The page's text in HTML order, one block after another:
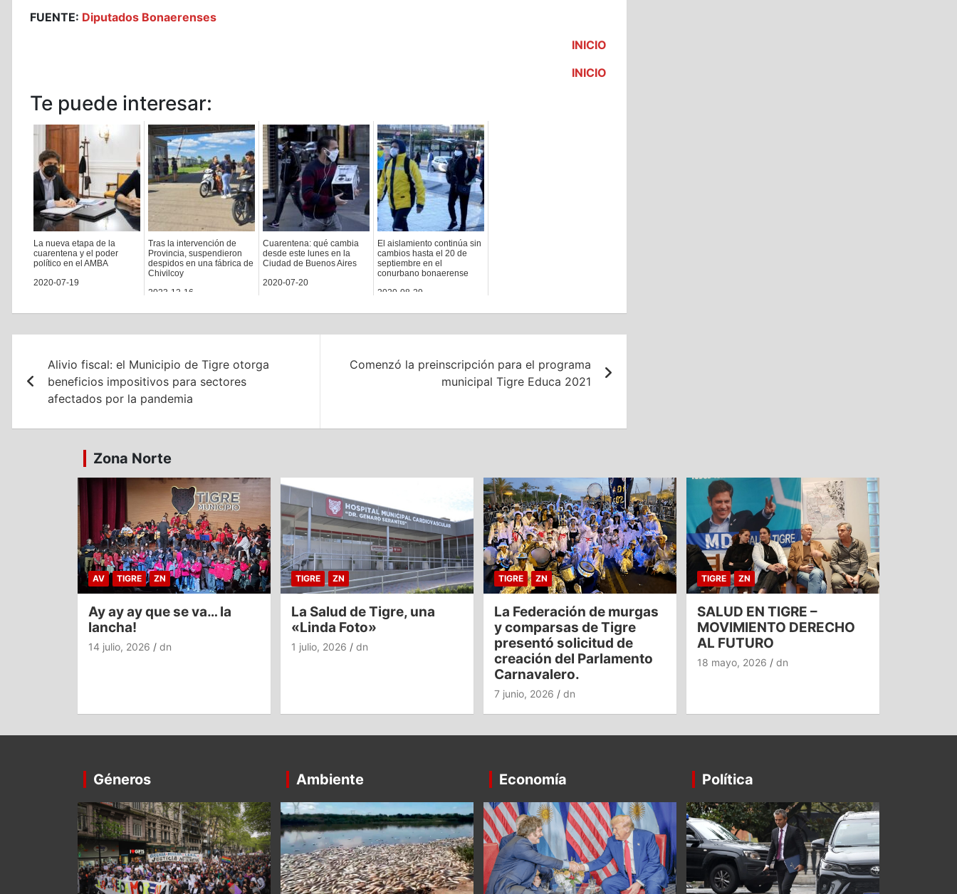
FUENTE: Diputados Bonaerenses
INICIO
INICIO
Te puede interesar:
La nueva etapa de la
cuarentena y el poder
político en el AMBA
2020-07-19
Tras la intervención de
Provincia, suspendieron
despidos en una fábrica de
Chivilcoy
2023-12-16
Cuarentena: qué cambia
desde este lunes en la
Ciudad de Buenos Aires
2020-07-20
El aislamiento continúa sin
cambios hasta el 20 de
septiembre en el
conurbano bonaerense
2020-08-29
de
entradas
Alivio fiscal: el Municipio de Tigre otorga
beneficios impositivos para sectores
afectados por la pandemia
Comenzó la preinscripción para el programa
municipal Tigre Educa 2021
Zona Norte
AV TIGRE ZN
Ay ay ay que se va… la
lancha!
14 julio, 2026 dn
TIGRE ZN
La Salud de Tigre, una
«Linda Foto»
1 julio, 2026 dn
TIGRE ZN
La Federación de murgas
y comparsas de Tigre
presentó solicitud de
creación del Parlamento
Carnavalero.
7 junio, 2026 dn
TIGRE ZN
SALUD EN TIGRE –
MOVIMIENTO DERECHO
AL FUTURO
18 mayo, 2026 dn
Géneros Ambiente Economía Política